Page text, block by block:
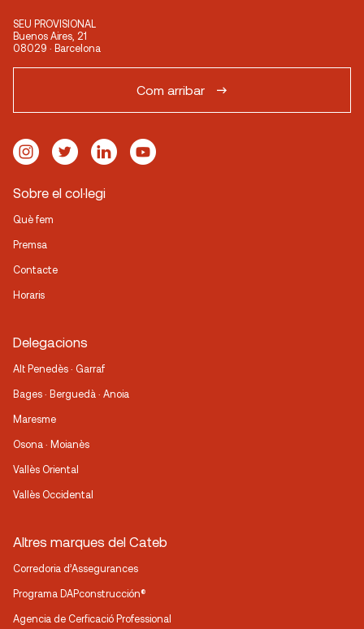
SEU PROVISIONAL
Buenos Aires, 21
08029 · Barcelona
Com arribar
Sobre el col·legi
Què fem
Premsa
Contacte
Horaris
Delegacions
Alt Penedès · Garraf
Bages · Berguedà · Anoia
Maresme
Osona · Moianès
Vallès Oriental
Vallès Occidental
Altres marques del Cateb
Corredoria d’Assegurances
Programa DAPconstrucción®
Agencia de Cerficació Professional